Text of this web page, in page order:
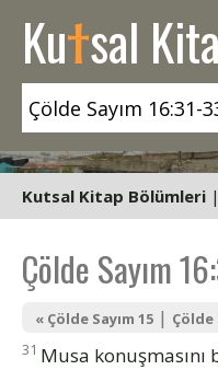
Kutsal
Kutsal Kitap Bölümleri |
Çölde Sayım
« Çölde Sayım 15 | Çölde
31 Musa